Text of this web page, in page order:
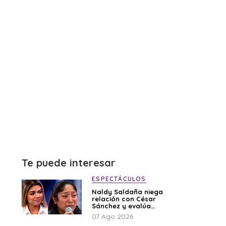
Te puede interesar
ESPECTÁCULOS
Naldy Saldaña niega
relación con César
Sánchez y evalúa
denunciar a su
esposa: “Es una
07 Ago 2026